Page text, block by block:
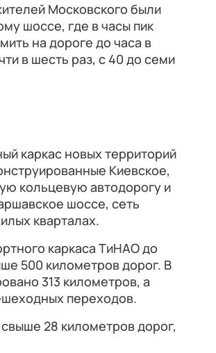
Московского были
шоссе, где в часы пик
на дороге до часа в
в шесть раз, с 40 до семи
каркас новых территорий
Киевское,
кольцевую автодорогу и
шоссе, сеть
кварталах.
каркаса ТиНАО до
500 километров дорог. В
313 километров, а
переходов.
28 километров дорог,